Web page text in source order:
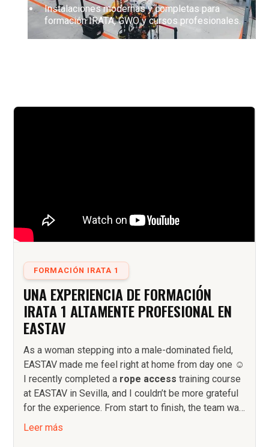
Instalaciones modernas y completas para
formación IRATA, GWO y cursos profesionales.
FORMACIÓN IRATA 1
UNA EXPERIENCIA DE FORMACIÓN
IRATA 1 ALTAMENTE PROFESIONAL EN
EASTAV
As a woman stepping into a male-dominated field,
EASTAV made me feel right at home from day one ☺️
I recently completed a rope access training course
at EASTAV in Sevilla, and I couldn’t be more grateful
for the experience. From start to finish, the team was
professional, attentive, patient, and thorough in their
Leer más